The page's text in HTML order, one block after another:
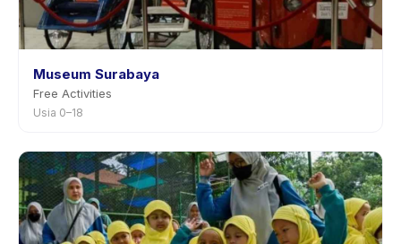
Museum Surabaya
Free Activities
Usia 0–18